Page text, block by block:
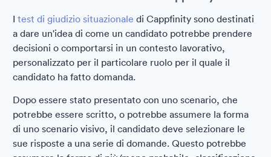
I test di giudizio situazionale di Cappfinity sono destinati
a dare un'idea di come un candidato potrebbe prendere
decisioni o comportarsi in un contesto lavorativo,
personalizzato per il particolare ruolo per il quale il
candidato ha fatto domanda.
Dopo essere stato presentato con uno scenario, che
potrebbe essere scritto, o potrebbe assumere la forma
di uno scenario visivo, il candidato deve selezionare le
sue risposte a una serie di domande. Questo potrebbe